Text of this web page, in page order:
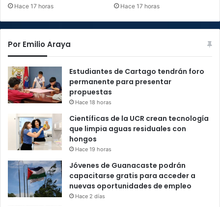
Hace 17 horas Hace 17 horas
Por Emilio Araya
Estudiantes de Cartago tendrán foro
permanente para presentar
propuestas
Hace 18 horas
Científicas de la UCR crean tecnología
que limpia aguas residuales con
hongos
Hace 19 horas
Jóvenes de Guanacaste podrán
capacitarse gratis para acceder a
nuevas oportunidades de empleo
Hace 2 días